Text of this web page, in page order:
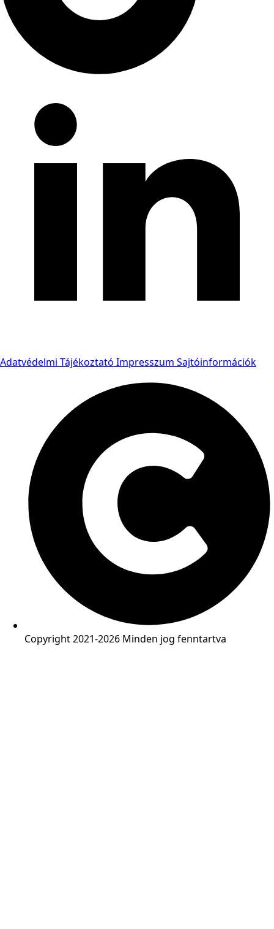
Adatvédelmi Tájékoztató Impresszum Sajtóinformációk
Copyright 2021-2026 Minden jog fenntartva